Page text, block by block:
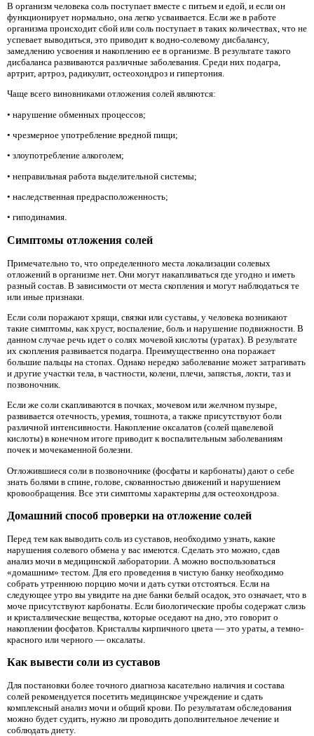
В организм человека соль поступает вместе с питьем и едой, и если он
функционирует нормально, она легко усваивается. Если же в работе
организма происходит сбой или соль поступает в таких количествах, что не
успевает выводиться, это приводит к водно-солевому дисбалансу,
замедлению усвоения и накоплению ее в организме. В результате такого
дисбаланса развиваются различные заболевания. Среди них подагра,
артрит, артроз, радикулит, остеохондроз и гипертония.
Чаще всего виновниками отложения солей являются:
• нарушение обменных процессов;
• чрезмерное употребление вредной пищи;
• злоупотребление алкоголем;
• неправильная работа выделительной системы;
• наследственная предрасположенность;
• гиподинамия.
Симптомы отложения солей
Примечательно то, что определенного места локализации солевых
отложений в организме нет. Они могут накапливаться где угодно и иметь
разный состав. В зависимости от места скопления и могут наблюдаться те
или иные признаки.
Если соли поражают хрящи, связки или суставы, у человека возникают
такие симптомы, как хруст, воспаление, боль и нарушение подвижности. В
данном случае речь идет о солях мочевой кислоты (уратах). В результате
их скопления развивается подагра. Преимущественно она поражает
большие пальцы на стопах. Однако нередко заболевание может затрагивать
и другие участки тела, в частности, колени, плечи, запястья, локти, таз и
позвоночник.
Если же соли скапливаются в почках, мочевом или желчном пузыре,
развивается отечность, уремия, тошнота, а также присутствуют боли
различной интенсивности. Накопление оксалатов (солей щавелевой
кислоты) в конечном итоге приводит к воспалительным заболеваниям
почек и мочекаменной болезни.
Отложившиеся соли в позвоночнике (фосфаты и карбонаты) дают о себе
знать болями в спине, голове, скованностью движений и нарушением
кровообращения. Все эти симптомы характерны для остеохондроза.
Домашний способ проверки на отложение солей
Перед тем как выводить соль из суставов, необходимо узнать, какие
нарушения солевого обмена у вас имеются. Сделать это можно, сдав
анализ мочи в медицинской лаборатории. А можно воспользоваться
«домашним» тестом. Для его проведения в чистую банку необходимо
собрать утреннюю порцию мочи и дать сутки отстояться. Если на
следующее утро вы увидите на дне банки белый осадок, это означает, что в
моче присутствуют карбонаты. Если биологические пробы содержат слизь
и кристаллические вещества, которые оседают на дно, это говорит о
накоплении фосфатов. Кристаллы кирпичного цвета — это ураты, а темно-
красного или черного — оксалаты.
Как вывести соли из суставов
Для постановки более точного диагноза касательно наличия и состава
солей рекомендуется посетить медицинское учреждение и сдать
комплексный анализ мочи и общий крови. По результатам обследования
можно будет судить, нужно ли проводить дополнительное лечение и
соблюдать диету.